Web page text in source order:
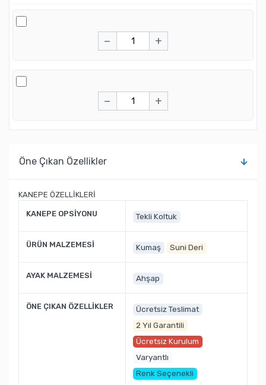
− +
− +
Öne Çıkan Özellikler
KANEPE ÖZELLİKLERİ
KANEPE OPSİYONU Tekli Koltuk
ÜRÜN MALZEMESİ Kumaş Suni Deri
AYAK MALZEMESİ Ahşap
ÖNE ÇIKAN ÖZELLİKLER
Ücretsiz Teslimat
2 Yıl Garantili
Ücretsiz Kurulum
Varyantlı
Renk Seçenekli